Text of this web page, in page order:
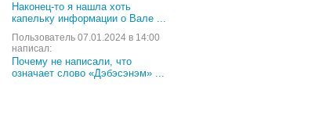
Наконец-то я нашла хоть
капельку информации о Вале ...
Пользователь 07.01.2024 в 14:00
написал:
Почему не написали, что
означает слово «Дэбэсэнэм» ...